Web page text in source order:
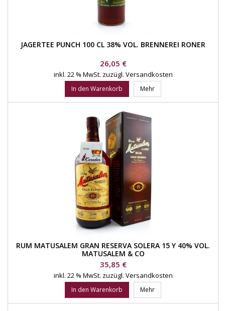
JAGERTEE PUNCH 100 CL 38% VOL. BRENNEREI RONER
Preis
26,05 €
inkl. 22 % MwSt. zuzügl. Versandkosten
In den Warenkorb Mehr
RUM MATUSALEM GRAN RESERVA SOLERA 15 Y 40% VOL.
MATUSALEM & CO
Preis
35,85 €
inkl. 22 % MwSt. zuzügl. Versandkosten
In den Warenkorb Mehr